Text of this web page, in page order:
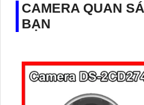
CAMERA QUAN
BẠN